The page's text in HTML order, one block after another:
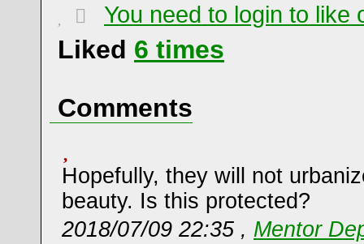
You need to login to like
Liked 6 times
Comments
Hopefully, they will not
beauty. Is this protected?
2018/07/09 22:35 , Mentor